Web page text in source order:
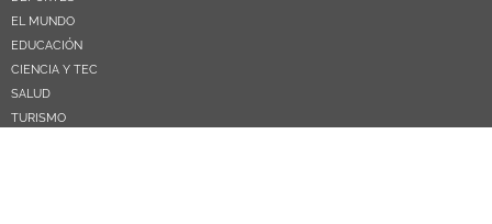
EL MUNDO
EDUCACIÓN
CIENCIA Y TEC
SALUD
TURISMO